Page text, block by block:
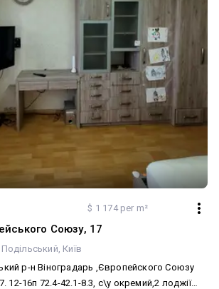
$ 1 174 per m²
Союзу, 17
Подільський Київ
р-н Віноградарь ,Європейского Союзу
12-16п 72.4-42.1-8.3, с\у окремий,2 лоджії